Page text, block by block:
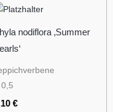
nodiflora ‚Summer
0,5
€